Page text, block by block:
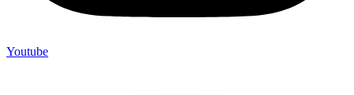
Youtube